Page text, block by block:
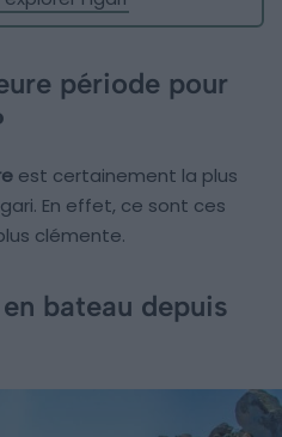
période pour
est certainement la plus
En effet, ce sont ces
clémente.
bateau depuis